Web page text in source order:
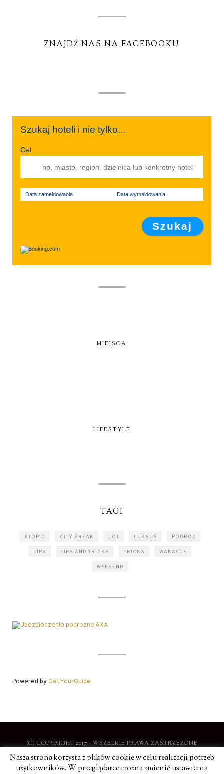
ZNAJDŹ NAS NA FACEBOOKU
Szukaj hoteli i nie tylko...
Cel
Data zameldowania Data wymeldowania
MIEJSCA
LIFESTYLE
TAGI
#TOP10 CITY BREAK LOT LUKSUS PODRÓŻ
TIPS TIPS AND TRICKS TRICKS WAKACJE
WEEKEND
Powered byGetYourGuide
(C) COPYRIGHT 2017 - WSZELKIE PRAWA ZASTRZEŻONE
Nasza strona korzysta z plików cookie w celu realizacji potrzeb
użytkowników. W przeglądarce można zmienić ustawienia